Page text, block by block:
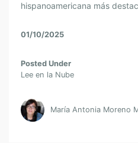
hispanoamericana más
01/10/2025
Posted Under
Lee en la Nube
María Antonia Moreno